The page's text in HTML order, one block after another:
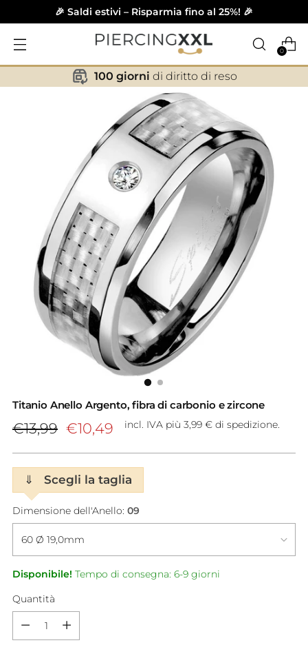
🎉 Saldi estivi – Risparmia fino al 25%! 🎉
0
✕
100 giorni di diritto di reso
Titanio Anello Argento, fibra di carbonio e zircone
Prezzo
listino
€13,99 €10,49 incl. IVA più 3,99 € di spedizione.
⇓ Scegli la taglia
Dimensione dell'Anello: 09
Disponibile! Tempo di consegna: 6-9 giorni
Quantità